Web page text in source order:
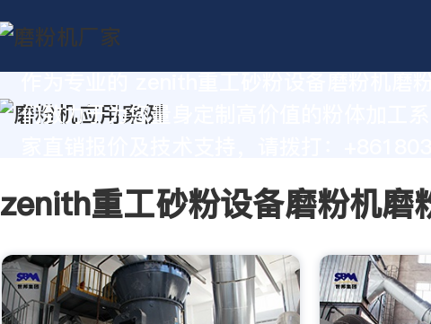
们致力于为您量身定制高价值的粉体加工系
zenith重工砂粉设备磨粉机磨